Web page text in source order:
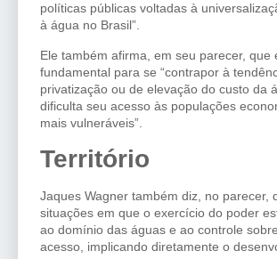
políticas públicas voltadas à
à água no Brasil”.
Ele também afirma, em seu parecer, que
fundamental para se “contrapor à
privatização ou de elevação do custo da
dificulta seu acesso às populações
mais vulneráveis”.
Território
Jaques Wagner também diz, no parecer,
situações em que o exercício do poder
ao domínio das águas e ao controle
acesso, implicando diretamente o